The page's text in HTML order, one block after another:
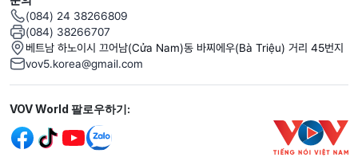
(084) 24 38266809
(084) 38266707
베트남 하노이시 끄어남(Cửa Nam)동 바찌에우(Bà Triệu) 거리 45번지
vov5.korea@gmail.com
Mạng xã hội
VOV World 팔로우하기: